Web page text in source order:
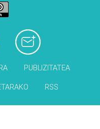
PUBLIZITATEA
RSS